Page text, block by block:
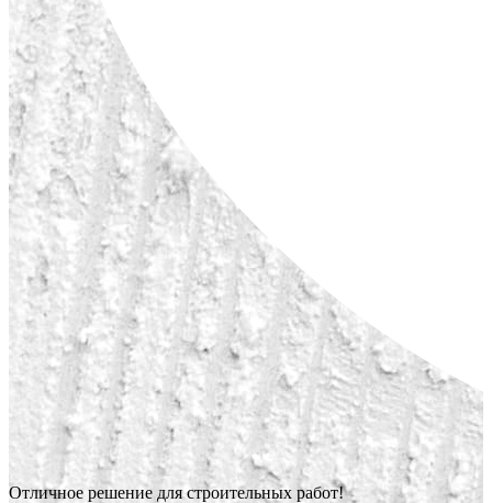
Отличное решение для строительных работ!